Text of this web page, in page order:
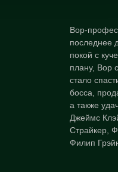
Вор-
последнее
покой с
плану, Вор
стало
босса,
а также
Джеймс
Страйкер,
Филип